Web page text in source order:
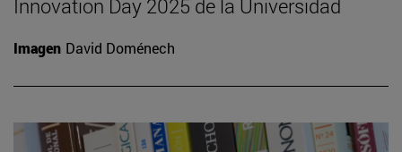
Innovation Day 2025 de la Universidad
Imagen David Doménech